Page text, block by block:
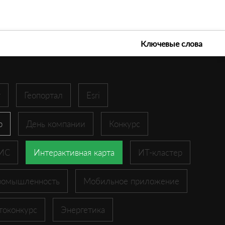
Ключевые слова
Геопортал Esri
День компании Конкурс
Интерактивная карта ИТ-кластер
Мобильное приложение
Энергетика